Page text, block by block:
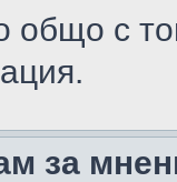
общо с
за